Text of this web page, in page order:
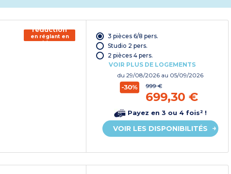
150€ de
réduction
en réglant en
chèque
3 pièces 6/8 pers.
Studio 2 pers.
2 pièces 4 pers.
VOIR PLUS DE LOGEMENTS
du29/08/2026 au 05/09/2026
-30% 999 €
699,30 €
Payez en 3 ou 4 fois² !
VOIR LES DISPONIBILITÉS
150€ de